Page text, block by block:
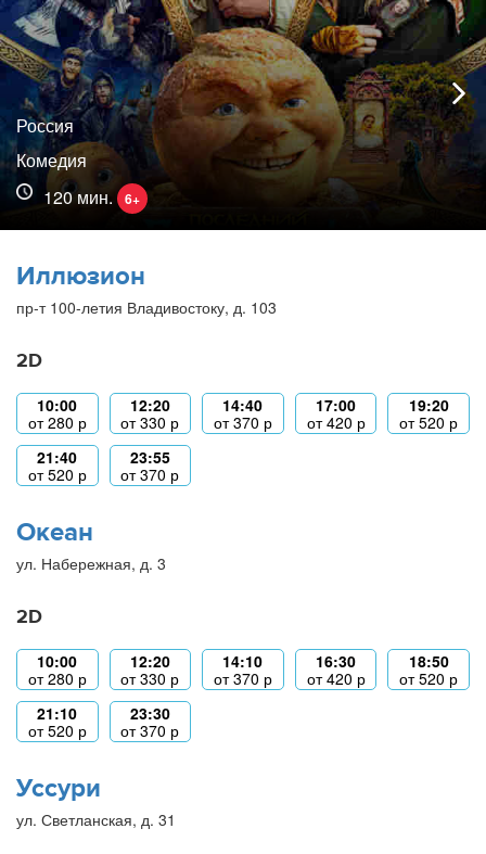
Россия
Комедия
120 мин.
6+
Иллюзион
пр-т 100-летия Владивостоку, д. 103
2D
10:00
от280 р
12:20
от330 р
14:40
от370 р
17:00
от420 р
19:20
от520 р
21:40
от520 р
23:55
от370 р
Океан
ул. Набережная, д. 3
2D
10:00
от280 р
12:20
от330 р
14:10
от370 р
16:30
от420 р
18:50
от520 р
21:10
от520 р
23:30
от370 р
Уссури
ул. Светланская, д. 31